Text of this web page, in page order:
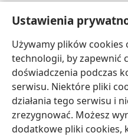
Ustawienia
Używamy plików cookies
technologii, by zapewnić
doświadczenia podczas
serwisu. Niektóre pliki
działania tego serwisu i
zrezygnować. Możesz
dodatkowe pliki cookies,
Darowizny
(opens
new
window)BIBLIOTEKA
(opens
new
window)JW Hub
(opens
new
window)JW Library